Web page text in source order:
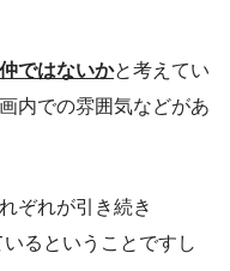
ではないかと考えてい
内での雰囲気などがあ
ぞれが引き続き
るということですし